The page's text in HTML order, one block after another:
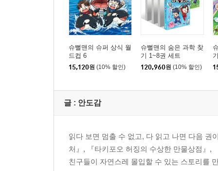
『슈뻘맨 무인 편의점 히어로 3』
등장인물
프롤로그
슈뻘맨 뒷이야기
무인 편의점 24시 상식
영식 VS 동욱
무인 편의점 히어로 간식 도감
슈뻘맨의 슈퍼 상식 월
드컵 6
15,120원 (10% 할인)
슈뻘맨의 숨은 과학 찾
기 1~8권 세트
120,960원 (10% 할인)
글 : 안도감
읽다 보면 멈출 수 없고, 다 읽고 나면 다음 권
처』, 『타키포오 허징의 수상한 만물상점』,
친구들이 자연스레 몰입할 수 있는 스토리를